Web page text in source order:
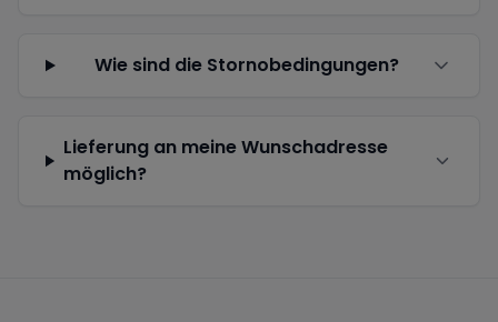
Wie sind die Stornobedingungen?
Lieferung an meine Wunschadresse
möglich?